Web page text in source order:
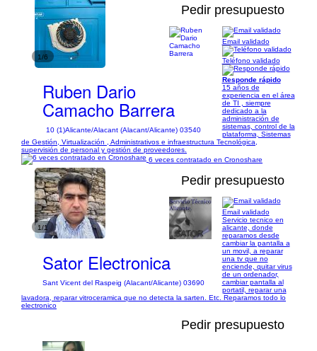
1/6
Pedir presupuesto
Ruben Dario
Camacho Barrera
10 (1)Alicante/Alacant (Alacant/Alicante) 03540
Email validado
Teléfono validado
Responde rápido
15 años de
experiencia en el área
de TI , siempre
dedicado a la
administración de
sistemas, control de la
plataforma, Sistemas
de Gestión, Virtualización , Administrativos e infraestructura Tecnológica,
supervisión de personal y gestión de proveedores.
6 veces contratado en Cronoshare
1/1
Pedir presupuesto
Sator Electronica
Sant Vicent del Raspeig (Alacant/Alicante) 03690
Email validado
Servicio tecnico en
alicante, donde
reparamos desde
cambiar la pantalla a
un movil, a reparar
una tv que no
enciende, quitar virus
de un ordenador,
cambiar pantalla al
portatil, reparar una
lavadora, reparar vitroceramica que no detecta la sarten. Etc. Reparamos todo lo
electronico
Pedir presupuesto